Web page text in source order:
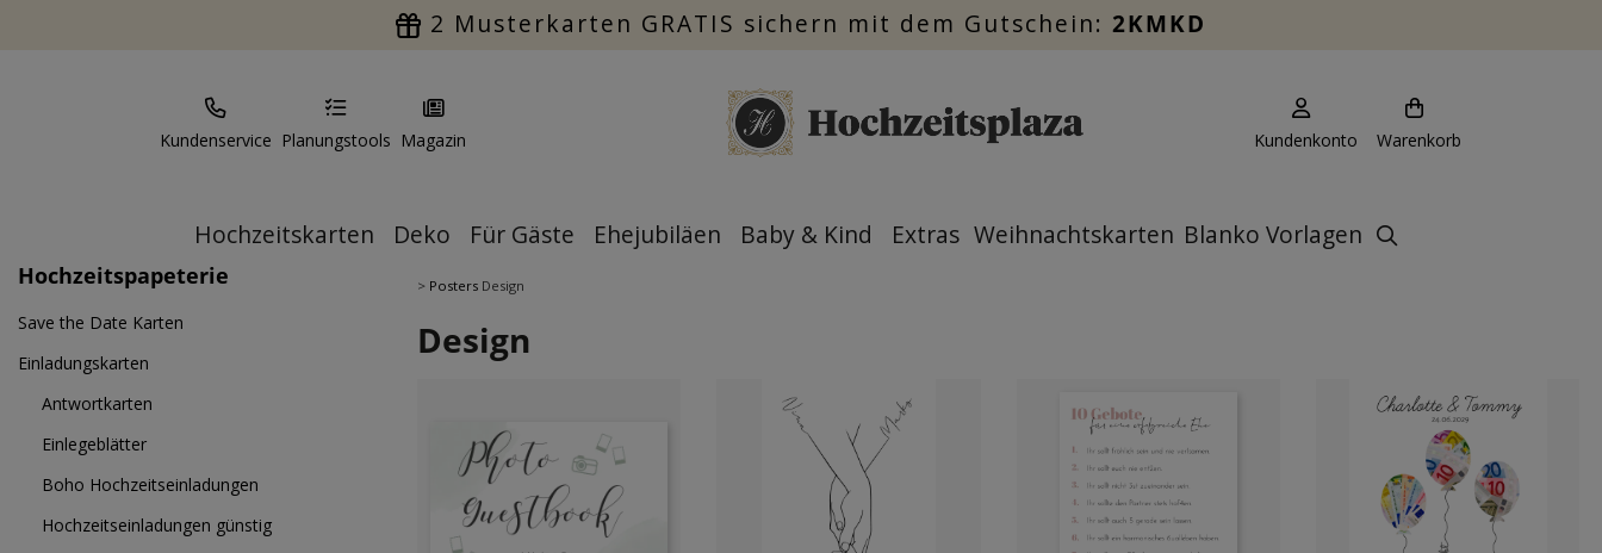
2 Musterkarten GRATIS sichern mit dem Gutschein: 2KMKD
Kundenservice Planungstools Magazin Kundenkonto Warenkorb
Hochzeitskarten Deko Für Gäste Ehejubiläen Baby & Kind Extras Weihnachtskarten Blanko Vorlagen
Hochzeitspapeterie
Save the Date Karten
Einladungskarten
Antwortkarten
Einlegeblätter
Boho Hochzeitseinladungen
Hochzeitseinladungen günstig
> Posters Design
Design